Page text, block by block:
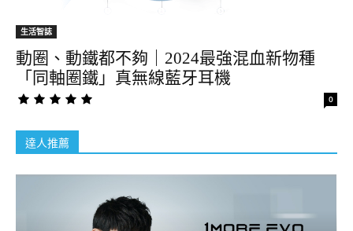
生活智誌
動圈、動鐵都不夠｜2024最強混血新物種
「同軸圈鐵」真無線藍牙耳機
0
達人推薦